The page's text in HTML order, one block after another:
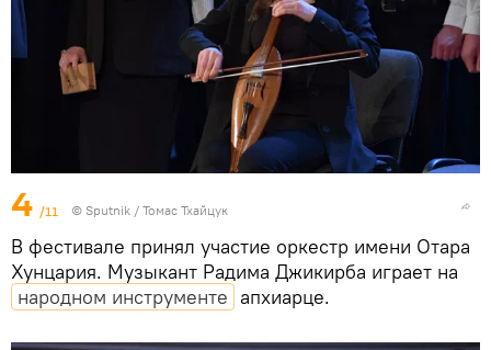
4 /11 © Sputnik / Томас Тхайцук
В фестивале принял участие оркестр имени Отара
Хунцария. Музыкант Радима Джикирба играет на
народном инструменте апхиарце.